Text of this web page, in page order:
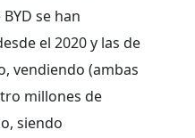
se han
el 2020 y las de
vendiendo (ambas
millones de
siendo